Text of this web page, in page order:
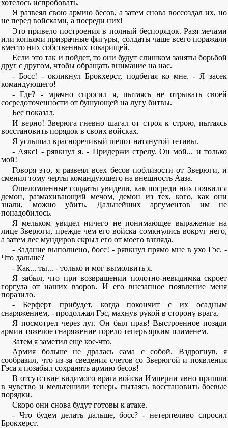
хотелось испробовать.
Я развеял свою армию бесов, а затем снова воссоздал их, но
не перед войсками, а посреди них!
Это привело построения в полный беспорядок. Разя мечами
или копьями призрачные фигуры, солдаты чаще всего поражали
вместо них собственных товарищей.
Если это так и пойдет, то они будут слишком заняты борьбой
друг с другом, чтобы обращать внимание на нас.
- Босс! - окликнул Брокхерст, подбегая ко мне. - Я засек
командующего!
- Где? - мрачно спросил я, пытаясь не отрывать своей
сосредоточенности от бушующей на лугу битвы.
Бес показал.
И верно! Зверюга гневно шагал от строя к строю, пытаясь
восстановить порядок в своих войсках.
Я услышал красноречивый шепот натянутой тетивы.
- Аякс! - рявкнул я. - Придержи стрелу. Он мой... и только
мой!
Говоря это, я развеял всех бесов поблизости от Зверюги, и
сменил тому черты командующего на внешность Ааза.
Ошеломленные солдаты увидели, как посреди них появился
демон, размахивающий мечом, демон из тех, кого, как они
знали, можно убить. Дальнейших аргументов им не
понадобилось.
Я мельком увидел ничего не понимающее выражение на
лице Зверюги, прежде чем его войска сомкнулись вокруг него,
а затем лес мундиров скрыл его от моего взгляда.
- Задание выполнено, босс! - рявкнул прямо мне в ухо Гэс. -
Что дальше?
- Как... ты... - только и мог вымолвить я.
Я забыл, что при возвращении полотно-невидимка скроет
горгула от наших взоров. И его внезапное появление меня
поразило.
- Берферт прибудет, когда покончит с их осадным
снаряжением, - продолжал Гэс, махнув рукой в сторону врага.
Я посмотрел через луг. Он был прав! Выстроенное позади
армии тяжелое снаряжение горело теперь ярким пламенем.
Затем я заметил еще кое-что.
Армия больше не дралась сама с собой. Вздрогнув, я
сообразил, что из-за сведения счетов со Зверюгой и появления
Гэса я позабыл сохранять армию бесов!
В отсутствие видимого врага войска Империи явно пришли
в чувство и мельтешили теперь, пытаясь восстановить боевые
порядки.
Скоро они снова будут готовы к атаке.
- Что будем делать дальше, босс? - нетерпеливо спросил
Брокхерст.